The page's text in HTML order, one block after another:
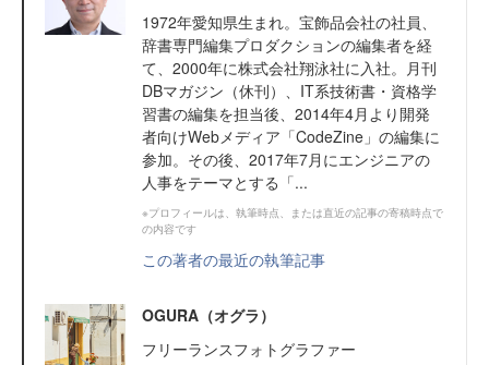
1972年愛知県生まれ。宝飾品会社の社員、
辞書専門編集プロダクションの編集者を経
て、2000年に株式会社翔泳社に入社。月刊
DBマガジン（休刊）、IT系技術書・資格学
習書の編集を担当後、2014年4月より開発
者向けWebメディア「CodeZine」の編集に
参加。その後、2017年7月にエンジニアの
人事をテーマとする「...
※プロフィールは、執筆時点、または直近の記事の寄稿時点で
の内容です
この著者の最近の執筆記事
OGURA（オグラ）
フリーランスフォトグラファー